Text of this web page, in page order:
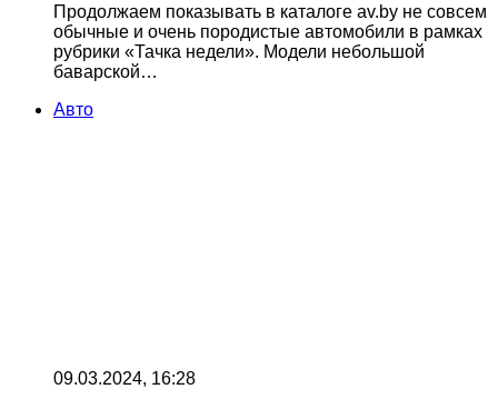
Продолжаем показывать в каталоге av.by не совсем
обычные и очень породистые автомобили в рамках
рубрики «Тачка недели». Модели небольшой
баварской…
Авто
09.03.2024, 16:28